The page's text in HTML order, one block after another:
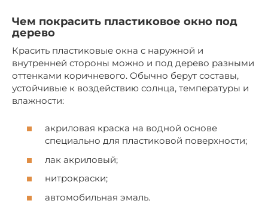
Чем покрасить пластиковое окно под
дерево
Красить пластиковые окна с наружной и
внутренней стороны можно и под дерево разными
оттенками коричневого. Обычно берут составы,
устойчивые к воздействию солнца, температуры и
влажности:
акриловая краска на водной основе
специально для пластиковой поверхности;
лак акриловый;
нитрокраски;
автомобильная эмаль.